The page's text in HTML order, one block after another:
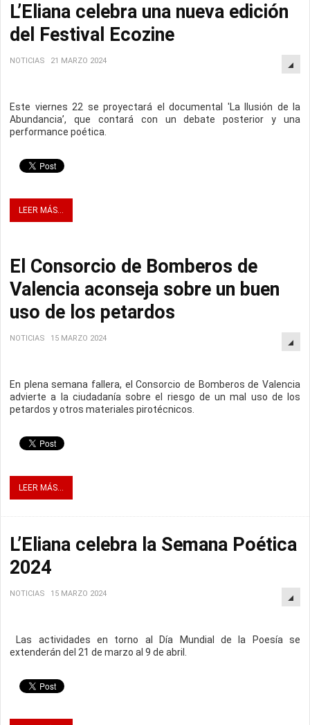
L’Eliana celebra una nueva edición
del Festival Ecozine
NOTICIAS 21 MARZO 2024
Este viernes 22 se proyectará el documental 'La Ilusión de la
Abundancia’, que contará con un debate posterior y una
performance poética.
LEER MÁS...
El Consorcio de Bomberos de
Valencia aconseja sobre un buen
uso de los petardos
NOTICIAS 15 MARZO 2024
En plena semana fallera, el Consorcio de Bomberos de Valencia
advierte a la ciudadanía sobre el riesgo de un mal uso de los
petardos y otros materiales pirotécnicos.
LEER MÁS...
L’Eliana celebra la Semana Poética
2024
NOTICIAS 15 MARZO 2024
Las actividades en torno al Día Mundial de la Poesía se
extenderán del 21 de marzo al 9 de abril.